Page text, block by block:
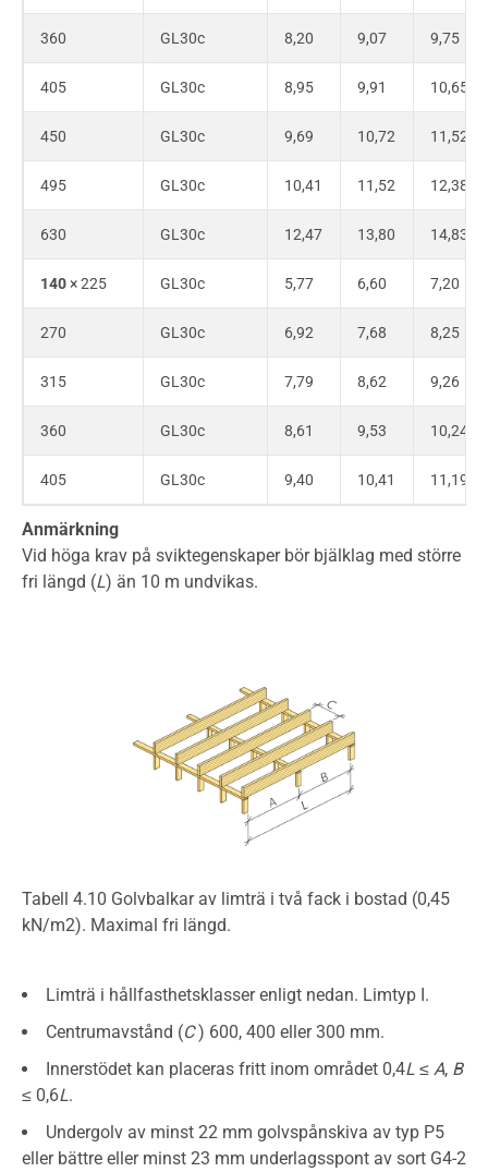
360 GL30c 8,20 9,07 9,75
405 GL30c 8,95 9,91 10,65
450 GL30c 9,69 10,72 11,52
495 GL30c 10,41 11,52 12,38
630 GL30c 12,47 13,80 14,83
140 × 225 GL30c 5,77 6,60 7,20
270 GL30c 6,92 7,68 8,25
315 GL30c 7,79 8,62 9,26
360 GL30c 8,61 9,53 10,24
405 GL30c 9,40 10,41 11,19
Anmärkning
Vid höga krav på sviktegenskaper bör bjälklag med större
fri längd (L) än 10 m undvikas.
Tabell 4.10 Golvbalkar av limträ i två fack i bostad (0,45
kN/m2). Maximal fri längd.
Limträ i hållfasthetsklasser enligt nedan. Limtyp I.
Centrumavstånd (C) 600, 400 eller 300 mm.
Innerstödet kan placeras fritt inom området 0,4L ≤ A, B
≤ 0,6L.
Undergolv av minst 22 mm golvspånskiva av typ P5
eller bättre eller minst 23 mm underlagsspont av sort G4-2